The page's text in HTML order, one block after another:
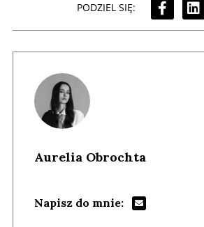
PODZIEL SIĘ:
Aurelia Obrochta
Napisz do mnie: